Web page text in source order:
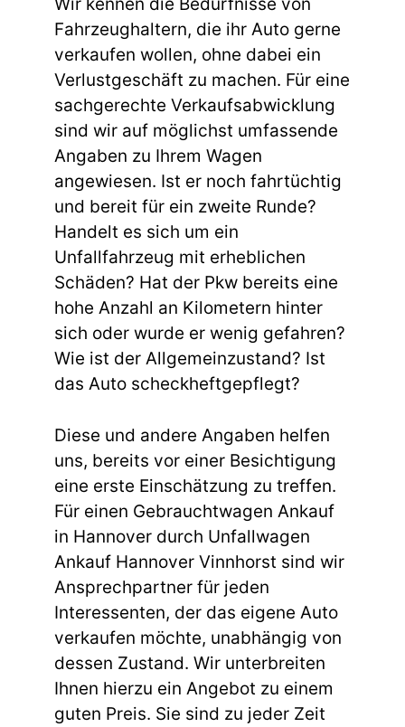
Wir kennen die Bedürfnisse von
Fahrzeughaltern, die ihr Auto gerne
verkaufen wollen, ohne dabei ein
Verlustgeschäft zu machen. Für eine
sachgerechte Verkaufsabwicklung
sind wir auf möglichst umfassende
Angaben zu Ihrem Wagen
angewiesen. Ist er noch fahrtüchtig
und bereit für ein zweite Runde?
Handelt es sich um ein
Unfallfahrzeug mit erheblichen
Schäden? Hat der Pkw bereits eine
hohe Anzahl an Kilometern hinter
sich oder wurde er wenig gefahren?
Wie ist der Allgemeinzustand? Ist
das Auto scheckheftgepflegt?
Diese und andere Angaben helfen
uns, bereits vor einer Besichtigung
eine erste Einschätzung zu treffen.
Für einen Gebrauchtwagen Ankauf
in Hannover durch Unfallwagen
Ankauf Hannover Vinnhorst sind wir
Ansprechpartner für jeden
Interessenten, der das eigene Auto
verkaufen möchte, unabhängig von
dessen Zustand. Wir unterbreiten
Ihnen hierzu ein Angebot zu einem
guten Preis. Sie sind zu jeder Zeit